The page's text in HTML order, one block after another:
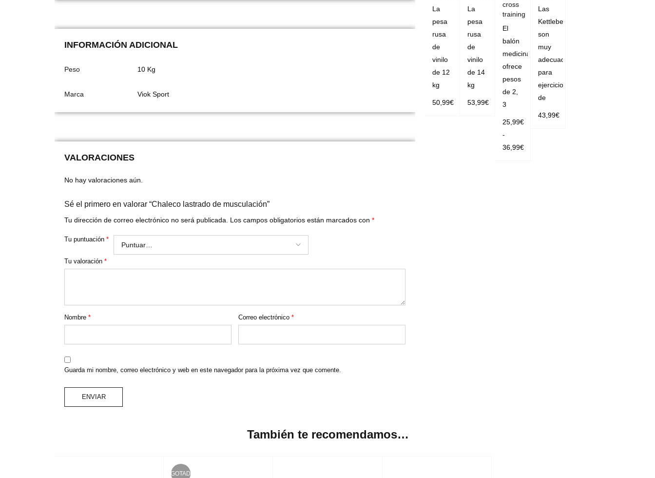
INFORMACIÓN ADICIONAL
Peso 10 Kg
Marca Viok Sport
VALORACIONES
No hay valoraciones aún.
Sé el primero en valorar “Chaleco lastrado de musculación”
Tu dirección de correo electrónico no será publicada. Los campos obligatorios están marcados con *
Tu puntuación *
Tu valoración *
Nombre * Correo electrónico *
Guarda mi nombre, correo electrónico y web en este navegador para la próxima vez que comente.
La
pesa
rusa
de
vinilo
de 12
kg
50,99€
La
pesa
rusa
de
vinilo
de 14
kg
53,99€
cross
training
El
balón
medicinal
ofrece
pesos
de 2,
3
25,99€
-
36,99€
Las
Kettlebells
son
muy
adecuadas
para
ejercicios
de
43,99€
También te recomendamos…
AGOTADO